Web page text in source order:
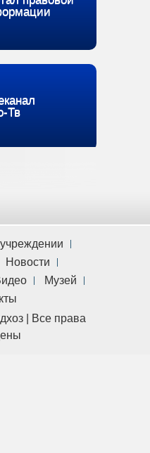
Тв
Новости
Музей
| Все права